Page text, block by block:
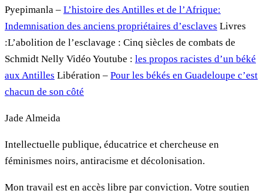
Pyepimanla – L’histoire des Antilles et de l’Afrique:
Indemnisation des anciens propriétaires d’esclaves Livres
:L’abolition de l’esclavage : Cinq siècles de combats de
Schmidt Nelly Vidéo Youtube : les propos racistes d’un béké
aux Antilles Libération – Pour les békés en Guadeloupe c’est
chacun de son côté
Jade Almeida
Intellectuelle publique, éducatrice et chercheuse en
féminismes noirs, antiracisme et décolonisation.
Mon travail est en accès libre par conviction. Votre soutien